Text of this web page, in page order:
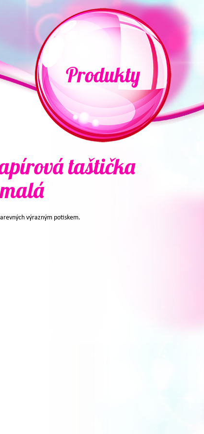
Produkty
taštička
malá
výrazným potiskem.